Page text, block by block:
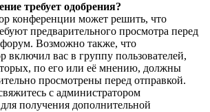
требует одобрения?
конференции может решить, что
предварительного просмотра перед
Возможно также, что
включил вас в группу пользователей,
по его или её мнению, должны
просмотрены перед отправкой.
с администратором
получения дополнительной